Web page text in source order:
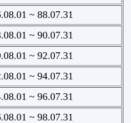
~ 88.07.31
~ 90.07.31
~ 92.07.31
~ 94.07.31
~ 96.07.31
~ 98.07.31